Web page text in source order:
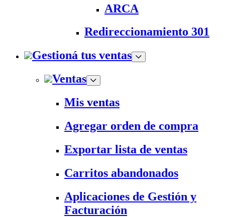
ARCA
Redireccionamiento 301
Gestioná tus ventas
Ventas
Mis ventas
Agregar orden de compra
Exportar lista de ventas
Carritos abandonados
Aplicaciones de Gestión y
Facturación